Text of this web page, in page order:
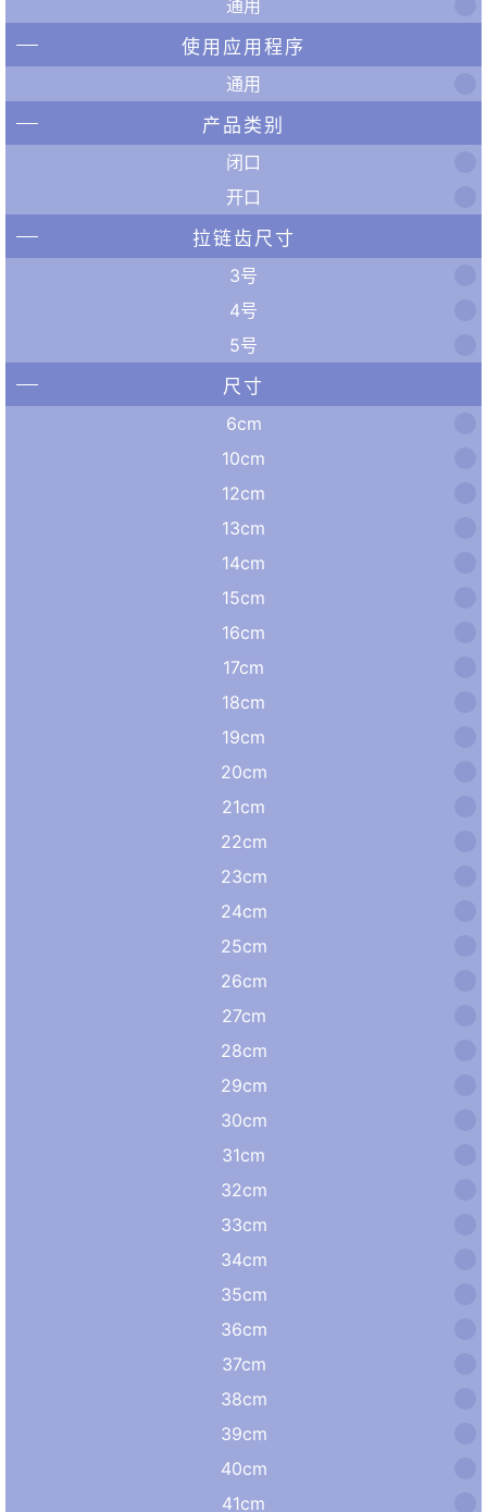
通用
使用应用程序
通用
产品类别
闭口
开口
拉链齿尺寸
3号
4号
5号
尺寸
6cm
10cm
12cm
13cm
14cm
15cm
16cm
17cm
18cm
19cm
20cm
21cm
22cm
23cm
24cm
25cm
26cm
27cm
28cm
29cm
30cm
31cm
32cm
33cm
34cm
35cm
36cm
37cm
38cm
39cm
40cm
41cm